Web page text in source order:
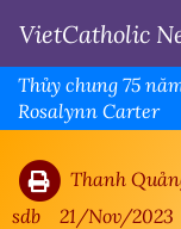
VietCatholic
Thủy chung 75
Rosalynn Carter
Thanh
sdb
21/Nov/2023